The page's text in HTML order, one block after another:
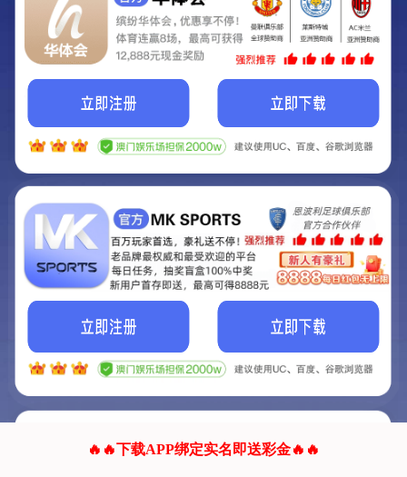
Hey Guys!
我们即将上线啦...
我们的网站正在建设.
它将是非常棒的网站.
联系我们!